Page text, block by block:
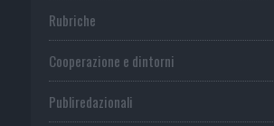
Rubriche
Cooperazione e dintorni
Publiredazionali